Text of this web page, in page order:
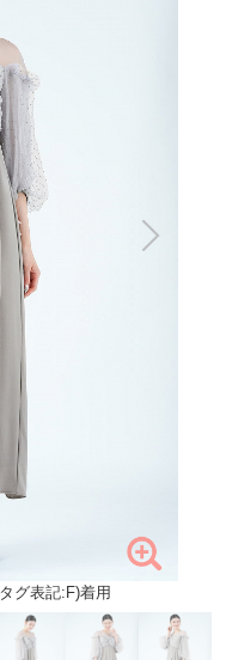
グ表記:F)着用